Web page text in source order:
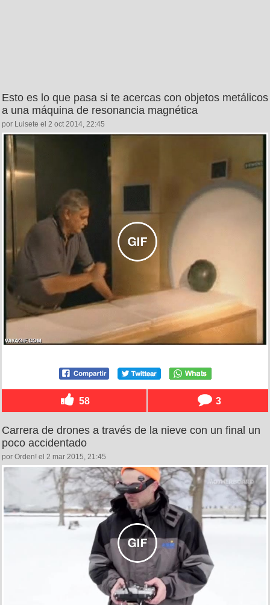
Esto es lo que pasa si te acercas con objetos metálicos
a una máquina de resonancia magnética
por Luisete el 2 oct 2014, 22:45
58 3
Carrera de drones a través de la nieve con un final un
poco accidentado
por Orden! el 2 mar 2015, 21:45